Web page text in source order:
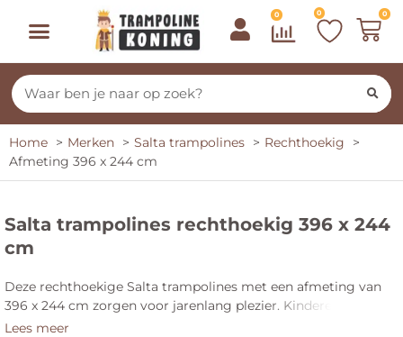
0 0 0
Home Merken Salta trampolines
Rechthoekig
Afmeting 396 x 244 cm
Salta trampolines rechthoekig 396 x 244
cm
Deze rechthoekige Salta trampolines met een afmeting van
396 x 244 cm zorgen voor jarenlang plezier. Kinderen
springen een gat in de lucht met de trampoline. Door het
Lees meer